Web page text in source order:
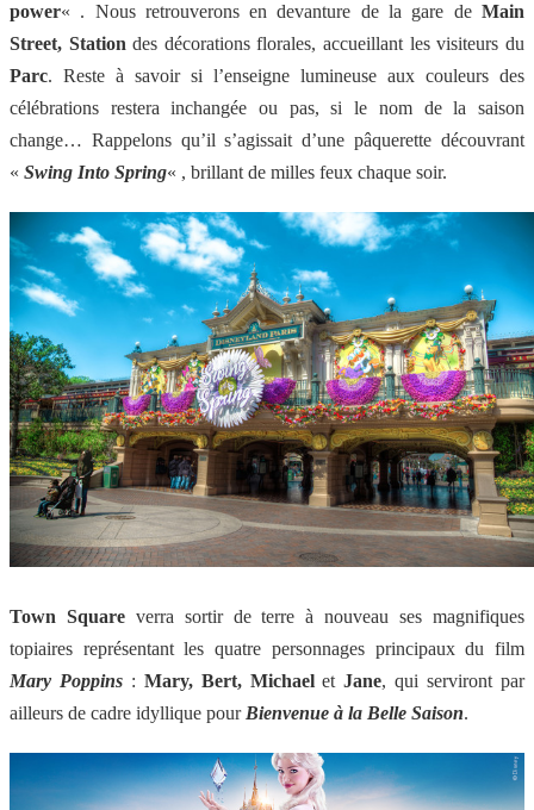
power« . Nous retrouverons en devanture de la gare de Main
Street, Stationdes décorations florales, accueillant les visiteurs du
Parc. Reste à savoir si l’enseigne lumineuse aux couleurs des
célébrations restera inchangée ou pas, si le nom de la saison
change… Rappelons qu’il s’agissait d’une pâquerette découvrant
« Swing Into Spring« , brillant de milles feux chaque soir.
Town Squareverra sortir de terre à nouveau ses magnifiques
topiaires représentant les quatre personnages principaux du film
Mary Poppins: Mary, Bert, MichaeletJane, qui serviront par
ailleurs de cadre idyllique pourBienvenue à la Belle Saison.